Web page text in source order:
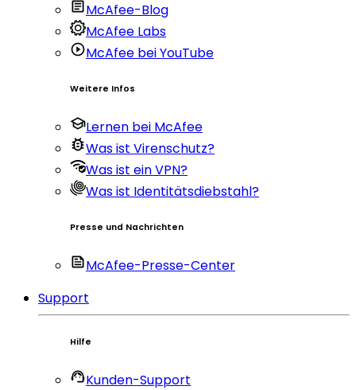
McAfee-Blog
McAfee Labs
McAfee bei YouTube
Weitere Infos
Lernen bei McAfee
Was ist Virenschutz?
Was ist ein VPN?
Was ist Identitätsdiebstahl?
Presse und Nachrichten
McAfee-Presse-Center
Support
Hilfe
Kunden-Support